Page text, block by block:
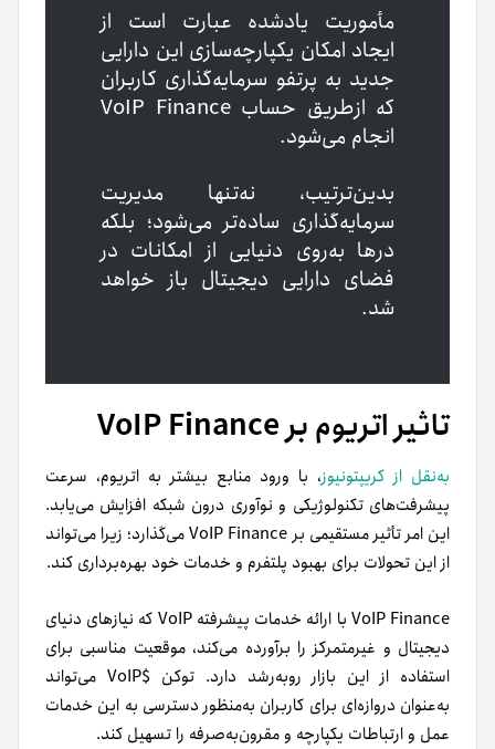
مأموریت یادشده عبارت است از
ایجاد امکان یکپارچه‌سازی این دارایی
جدید به پرتفو سرمایه‌گذاری‌ کاربران
که ازطریق حساب VoIP Finance
انجام می‌شود.
بدین‌ترتیب، نه‌تنها مدیریت
سرمایه‌گذاری ساده‌تر می‌شود؛ بلکه
درها به‌روی دنیایی از امکانات در
فضای دارایی دیجیتال باز خواهد
شد.
تاثیر اتریوم بر VoIP Finance
به‌نقل از کریپتونیوز، با ورود منابع بیشتر به اتریوم، سرعت
پیشرفت‌های تکنولوژیکی و نوآوری درون شبکه افزایش می‌یابد.
این امر تأثیر مستقیمی بر VoIP Finance می‌گذارد؛ زیرا می‌تواند
از این تحولات برای بهبود پلتفرم و خدمات خود بهره‌برداری کند.
VoIP Finance با ارائه خدمات پیشرفته VoIP که نیازهای دنیای
دیجیتال و غیرمتمرکز را برآورده می‌کند، موقعیت مناسبی برای
استفاده از این بازار روبه‌رشد دارد. توکن $VoIP می‌تواند
به‌عنوان دروازه‌ای برای کاربران به‌منظور دسترسی به این خدمات
عمل و ارتباطات یکپارچه و مقرون‌به‌صرفه را تسهیل کند.